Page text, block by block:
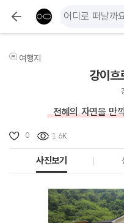
여행지
강이흐
천혜의 자연을 만
0 1.6K
사진보기